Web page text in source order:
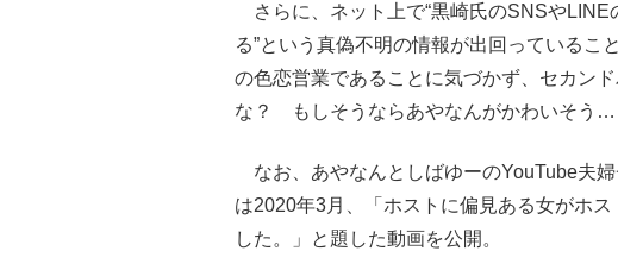
さらに、ネット上で“黒崎氏のSNSやLINE
る”という真偽不明の情報が出回っているこ
の色恋営業であることに気づかず、セカン
な？ もしそうならあやなんがかわいそう
なお、あやなんとしばゆーのYouTube夫
は2020年3月、「ホストに偏見ある女がホ
した。」と題した動画を公開。